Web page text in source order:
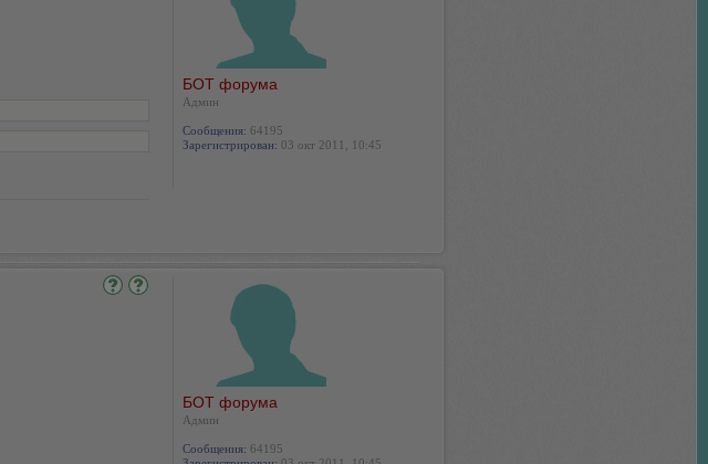
БОТ форума
Админ
Сообщения: 64195
Зарегистрирован: 03 окт 2011, 10:45
БОТ форума
Админ
Сообщения: 64195